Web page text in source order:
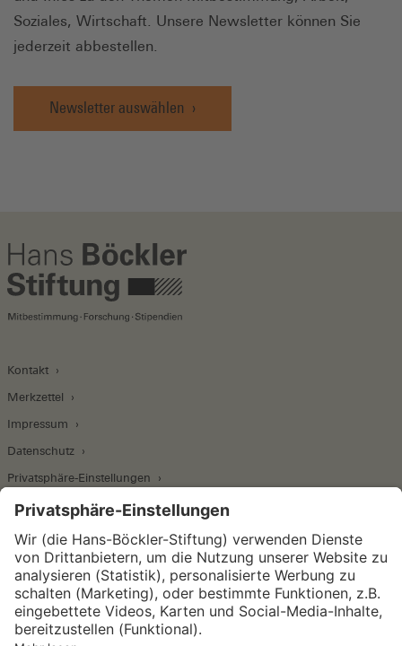
Soziales, Wirtschaft. Unsere Newsletter können Sie
jederzeit abbestellen.
Newsletter auswählen
Kontakt
Merkzettel
Impressum
Datenschutz
Privatsphäre-Einstellungen
Wirtschafts- und Sozialwissenschaftliches Institut
Institut für Makroökonomie und
Konjunkturforschung